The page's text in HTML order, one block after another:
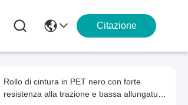
Citazione
Rollo di cintura in PET nero con forte
resistenza alla trazione e bassa allungatura